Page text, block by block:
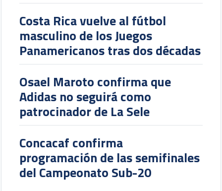
Costa Rica vuelve al fútbol
masculino de los Juegos
Panamericanos tras dos décadas
Osael Maroto confirma que
Adidas no seguirá como
patrocinador de La Sele
Concacaf confirma
programación de las semifinales
del Campeonato Sub-20